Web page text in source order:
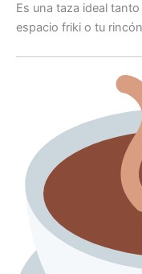
Es una taza ideal
espacio friki o tu